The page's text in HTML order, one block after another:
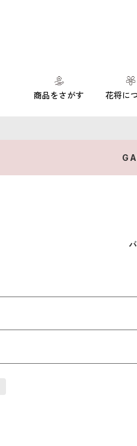
商品をさがす 花将に